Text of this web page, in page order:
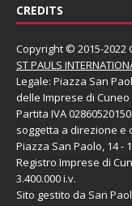
CREDITS
Copyright © 2015-2022
ST PAULS
Legale: Piazza San
delle Imprese di
Partita IVA
soggetta a direzione e
Piazza San Paolo, 14 -
Registro Imprese di
3.400.000 i.v.
Sito gestito da San